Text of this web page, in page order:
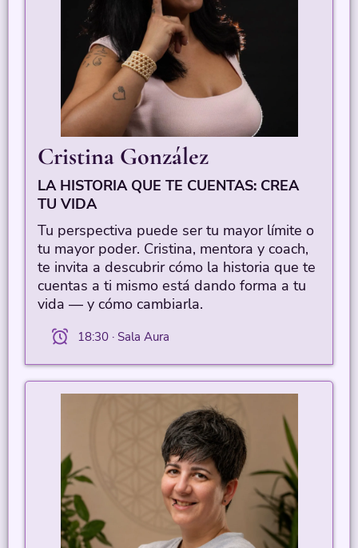
Cristina González
LA HISTORIA QUE TE CUENTAS: CREA
TU VIDA
Tu perspectiva puede ser tu mayor límite o
tu mayor poder. Cristina, mentora y coach,
te invita a descubrir cómo la historia que te
cuentas a ti mismo está dando forma a tu
vida — y cómo cambiarla.
18:30 · Sala Aura